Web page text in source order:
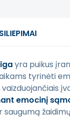
yra puikus
tyrinėti
vaizduojančiais
emocinį